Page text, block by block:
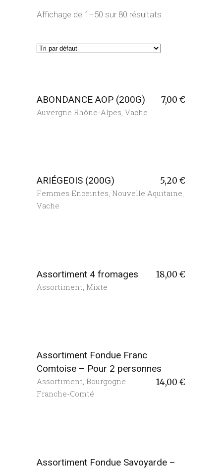
Affichage de 1–50 sur 80 résultats
ABONDANCE AOP (200G) 7,00 €
Auvergne Rhône-Alpes Vache
ARIÉGEOIS (200G) 5,20 €
Femmes Enceintes, Nouvelle Aquitaine,
Vache
Assortiment 4 fromages 18,00 €
Assortiment Mixte
Assortiment Fondue Franc
Comtoise – Pour 2 personnes
14,00 €
Assortiment, Bourgogne
Franche-Comté
Assortiment Fondue Savoyarde –